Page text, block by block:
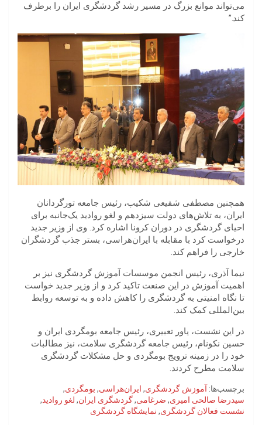
می‌تواند موانع بزرگ در مسیر رشد گردشگری ایران را برطرف
کند.”
همچنین مصطفی شفیعی شکیب، رئیس جامعه تورگردانان
ایران، به تلاش‌های دولت سیزدهم و لغو روادید یک‌جانبه برای
احیای گردشگری در دوران کرونا اشاره کرد. وی از وزیر جدید
درخواست کرد با مقابله با ایران‌هراسی، بستر جذب گردشگران
خارجی را فراهم کند.
نیما آذری، رئیس انجمن موسسات آموزش گردشگری نیز بر
اهمیت آموزش در این صنعت تاکید کرد و از وزیر جدید خواست
تا نگاه امنیتی به گردشگری را کاهش داده و به توسعه روابط
بین‌المللی کمک کند.
در این نشست، یاور تعبیری، رئیس جامعه بومگردی ایران و
حسین نکونام، رئیس جامعه گردشگری سلامت، نیز مطالبات
خود را در زمینه ترویج بومگردی و حل مشکلات گردشگری
سلامت مطرح کردند.
برچسب‌ها: آموزش گردشگری, ایران‌هراسی, بومگردی,
سیدرضا صالحی امیری, ضرغامی,گردشگری ایران, لغو روادید,
نشست فعالان گردشگری, نمایشگاه گردشگری